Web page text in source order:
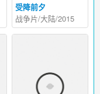
受降前夕
战争片/大陆/2015